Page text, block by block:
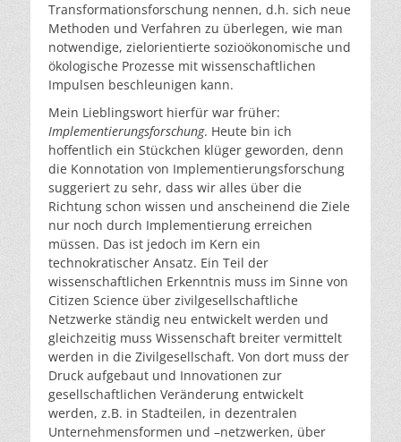
Transformationsforschung nennen, d.h. sich neue
Methoden und Verfahren zu überlegen, wie man
notwendige, zielorientierte sozioökonomische und
ökologische Prozesse mit wissenschaftlichen
Impulsen beschleunigen kann.
Mein Lieblingswort hierfür war früher:
Implementierungsforschung. Heute bin ich
hoffentlich ein Stückchen klüger geworden, denn
die Konnotation von Implementierungsforschung
suggeriert zu sehr, dass wir alles über die
Richtung schon wissen und anscheinend die Ziele
nur noch durch Implementierung erreichen
müssen. Das ist jedoch im Kern ein
technokratischer Ansatz. Ein Teil der
wissenschaftlichen Erkenntnis muss im Sinne von
Citizen Science über zivilgesellschaftliche
Netzwerke ständig neu entwickelt werden und
gleichzeitig muss Wissenschaft breiter vermittelt
werden in die Zivilgesellschaft. Von dort muss der
Druck aufgebaut und Innovationen zur
gesellschaftlichen Veränderung entwickelt
werden, z.B. in Stadteilen, in dezentralen
Unternehmensformen und –netzwerken, über